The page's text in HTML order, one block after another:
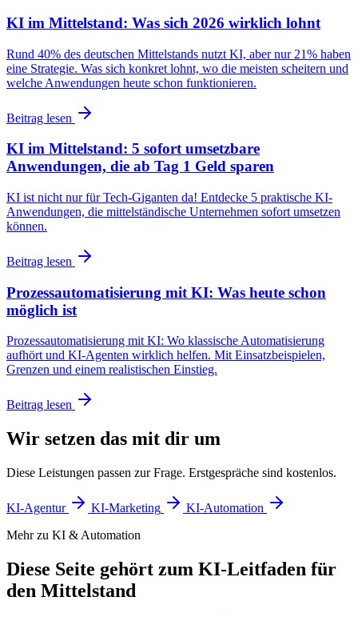
KI im Mittelstand: Was sich 2026 wirklich lohnt
Rund 40% des deutschen Mittelstands nutzt KI, aber nur 21% haben
eine Strategie. Was sich konkret lohnt, wo die meisten scheitern und
welche Anwendungen heute schon funktionieren.
Beitrag lesen
KI im Mittelstand: 5 sofort umsetzbare
Anwendungen, die ab Tag 1 Geld sparen
KI ist nicht nur für Tech-Giganten da! Entdecke 5 praktische KI-
Anwendungen, die mittelständische Unternehmen sofort umsetzen
können.
Beitrag lesen
Prozessautomatisierung mit KI: Was heute schon
möglich ist
Prozessautomatisierung mit KI: Wo klassische Automatisierung
aufhört und KI-Agenten wirklich helfen. Mit Einsatzbeispielen,
Grenzen und einem realistischen Einstieg.
Beitrag lesen
Wir setzen das mit dir um
Diese Leistungen passen zur Frage. Erstgespräche sind kostenlos.
KI-Agentur KI-Marketing
KI-Automation
Mehr zu KI & Automation
Diese Seite gehört zum KI-Leitfaden für
den Mittelstand